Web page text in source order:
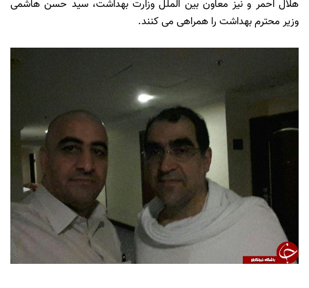
هلال احمر و نیز معاون بین الملل وزارت بهداشت، سید حسن هاشمی
وزیر محترم بهداشت را همراهی می کنند.